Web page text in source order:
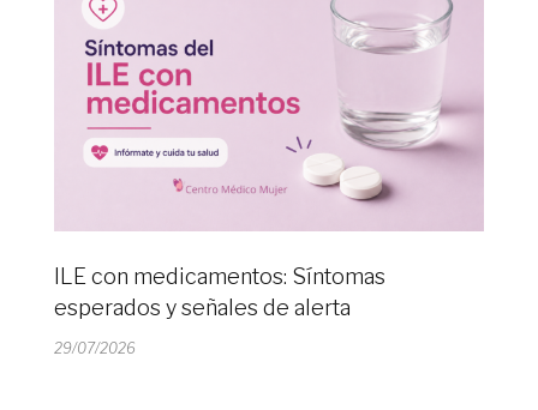
ILE con medicamentos: Síntomas
esperados y señales de alerta
29/07/2026